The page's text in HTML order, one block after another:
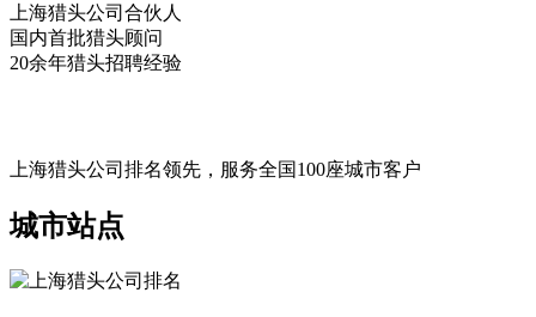
上海猎头公司合伙人
国内首批猎头顾问
20余年猎头招聘经验
上海猎头公司排名领先，服务全国100座城市客户
城市站点